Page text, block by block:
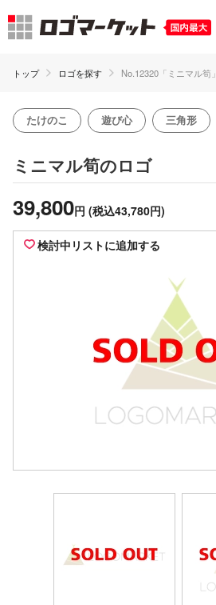
トップ ロゴを探す No.12320「ミニマル筍」
たけのこ 遊び心 三角形
ミニマル筍のロゴ
39,800円 (税込43,780円)
検討中リストに追加する